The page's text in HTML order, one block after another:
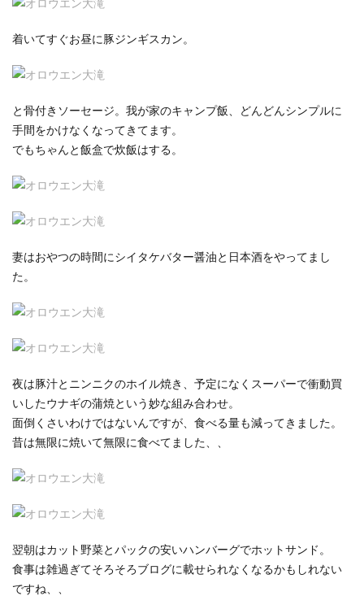
着いてすぐお昼に豚ジンギスカン。
と骨付きソーセージ。我が家のキャンプ飯、どんどんシンプルに
手間をかけなくなってきてます。
でもちゃんと飯盒で炊飯はする。
妻はおやつの時間にシイタケバター醤油と日本酒をやってまし
た。
夜は豚汁とニンニクのホイル焼き、予定になくスーパーで衝動買
いしたウナギの蒲焼という妙な組み合わせ。
面倒くさいわけではないんですが、食べる量も減ってきました。
昔は無限に焼いて無限に食べてました、、
翌朝はカット野菜とパックの安いハンバーグでホットサンド。
食事は雑過ぎてそろそろブログに載せられなくなるかもしれない
ですね、、